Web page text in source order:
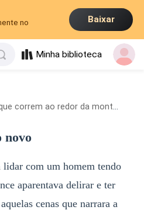
no
Baixar
Minha biblioteca
correm ao redor da montanha
novo
lidar com um homem tendo
aparentava delirar e ter
cenas que narrara a